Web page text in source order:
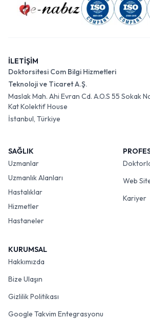
İLETİŞİM
Doktorsitesi Com Bilgi Hizmetleri
Teknoloji ve Ticaret A.Ş.
Maslak Mah. Ahi Evran Cd. A.O.S 55 Sokak
Kat Kolektif House
İstanbul, Türkiye
SAĞLIK
Uzmanlar
Uzmanlık Alanları
Hastalıklar
Hizmetler
Hastaneler
Web
Kariyer
KURUMSAL
Hakkımızda
Bize Ulaşın
Gizlilik Politikası
Google Takvim Entegrasyonu